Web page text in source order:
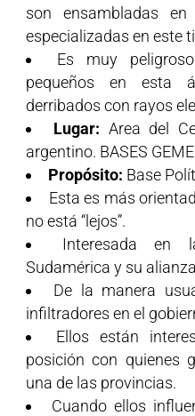
son ensambladas
especializadas en este
Es muy
pequeños en esta
derribados con rayos
Lugar: Area del
argentino. BASES
Propósito: Base
Esta es más
no está “lejos”.
Interesada en
Sudamérica y su
De la manera
infiltradores en el
Ellos están
posición con quienes
una de las provincias.
Cuando ellos